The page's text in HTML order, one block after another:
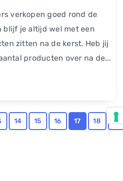
verkopen goed rond de
blijf je altijd wel met een
zitten na de kerst. Heb jij
producten over na de...
14 15 16 17 18 19